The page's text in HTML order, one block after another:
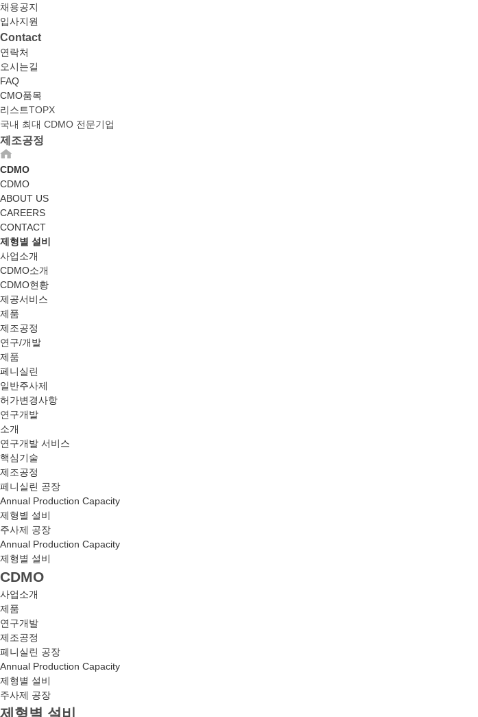
채용공지
입사지원
Contact
연락처
오시는길
FAQ
CMO품목
리스트TOPX
국내 최대 CDMO 전문기업
제조공정
CDMO
CDMO
ABOUT US
CAREERS
CONTACT
제형별 설비
사업소개
CDMO소개
CDMO현황
제공서비스
제품
제조공정
연구/개발
제품
페니실린
일반주사제
허가변경사항
연구개발
소개
연구개발 서비스
핵심기술
제조공정
페니실린 공장
Annual Production Capacity
제형별 설비
주사제 공장
Annual Production Capacity
제형별 설비
CDMO
사업소개
제품
연구개발
제조공정
페니실린 공장
Annual Production Capacity
제형별 설비
주사제 공장
제형별 설비